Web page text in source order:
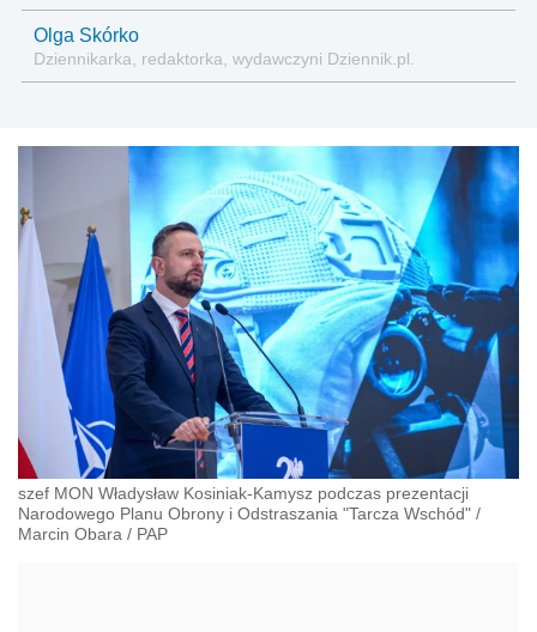
Olga Skórko
Dziennikarka, redaktorka, wydawczyni Dziennik.pl.
szef MON Władysław Kosiniak-Kamysz podczas prezentacji
Narodowego Planu Obrony i Odstraszania "Tarcza Wschód" /
Marcin Obara / PAP